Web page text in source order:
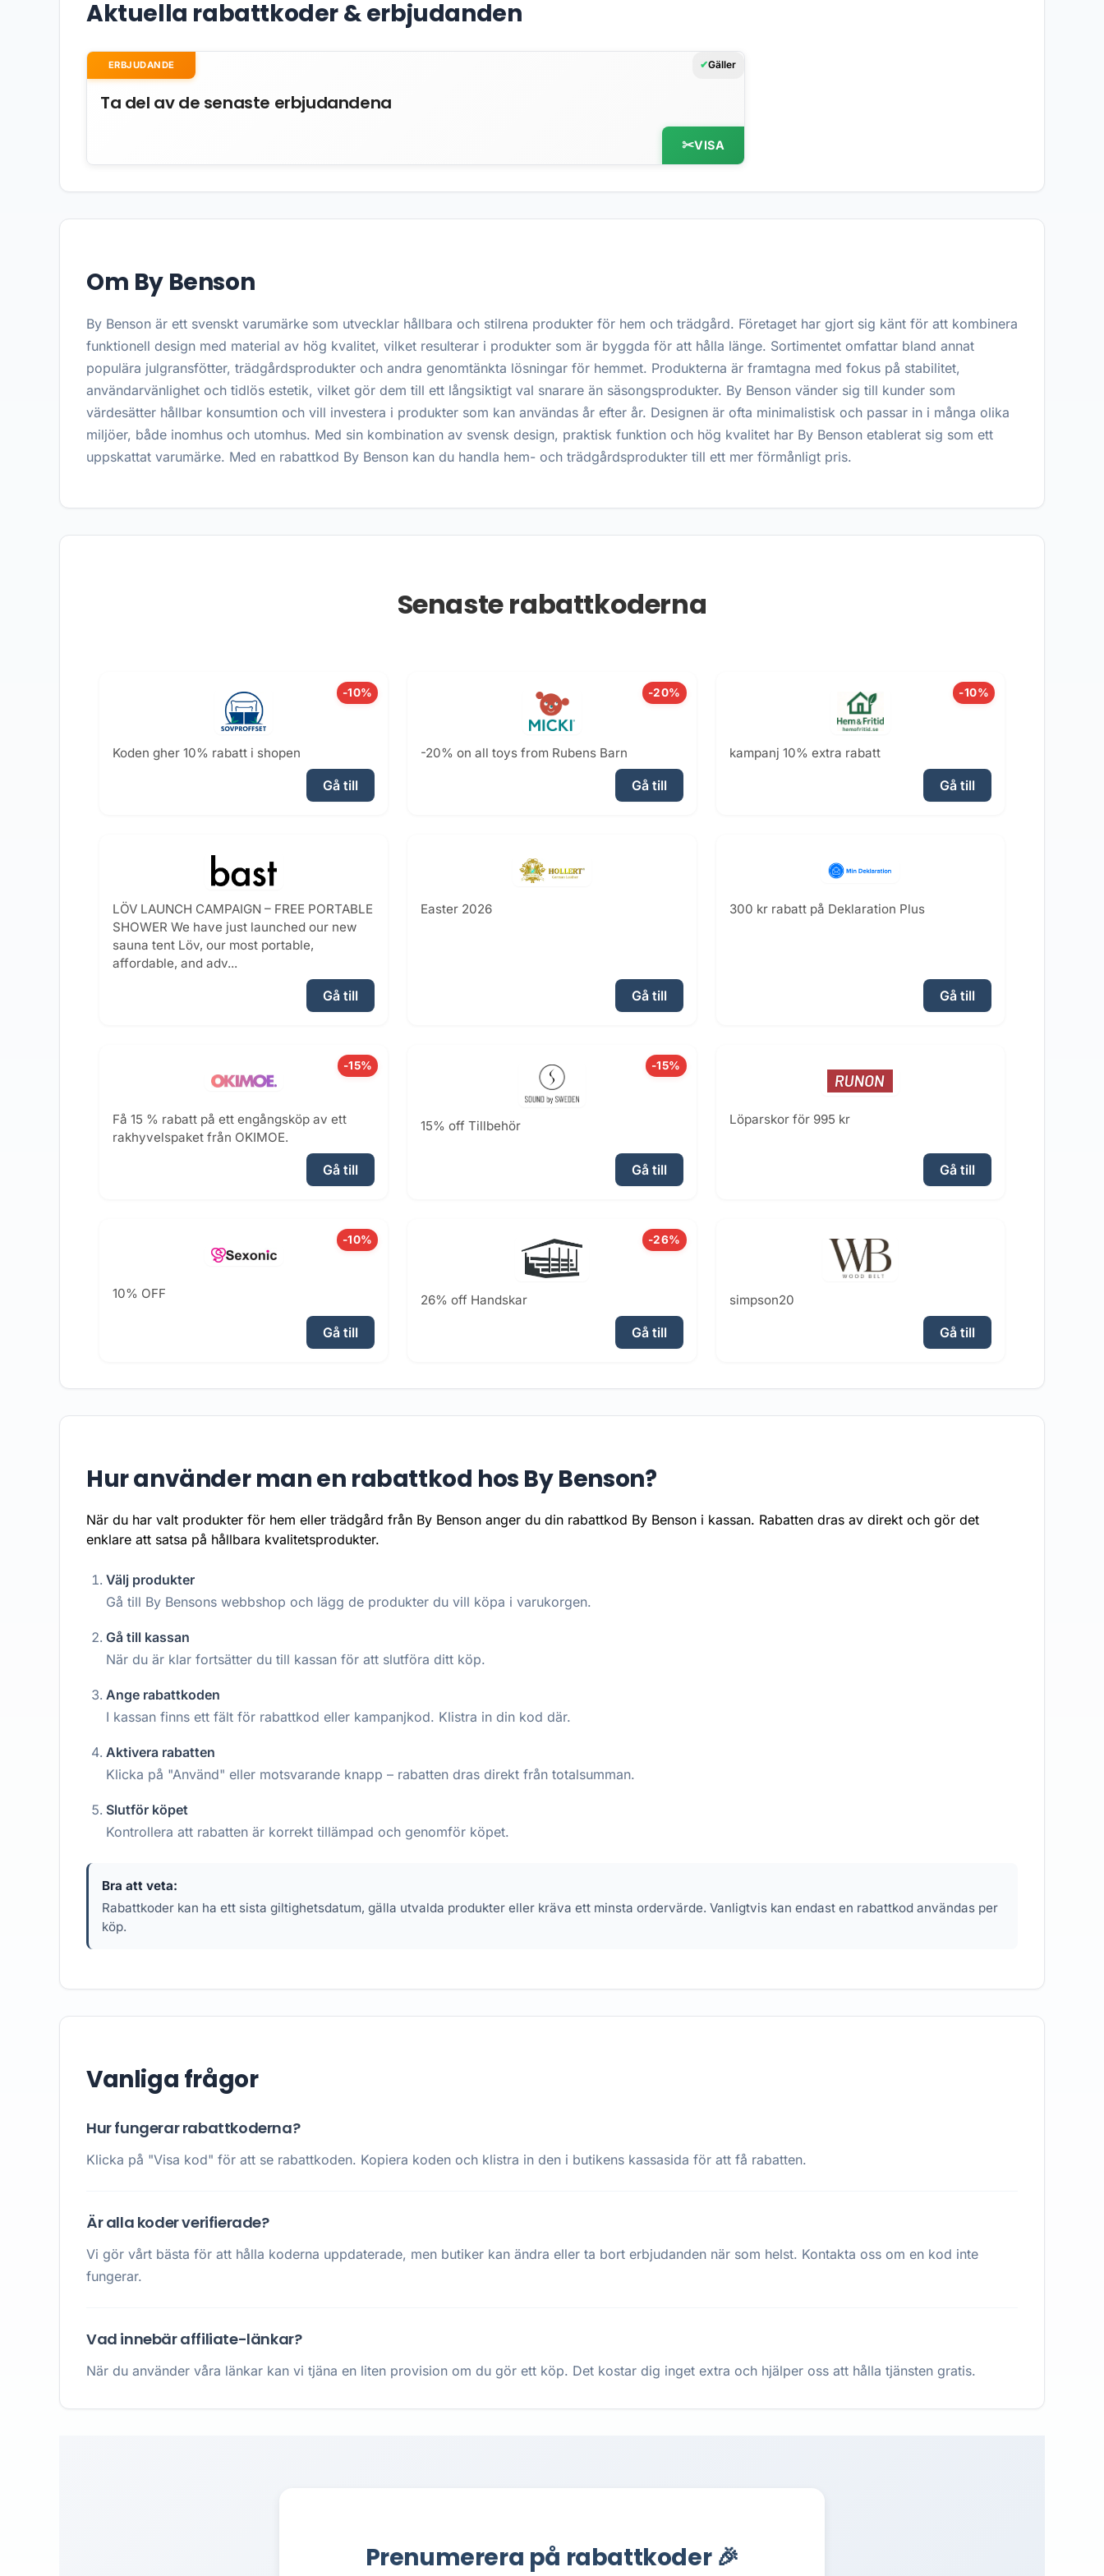
Aktuella rabattkoder & erbjudanden
ERBJUDANDE Gäller
Ta del av de senaste erbjudandena
VISA
Om By Benson
By Benson är ett svenskt varumärke som utvecklar hållbara och stilrena produkter för hem och trädgård. Företaget har gjort sig känt för att kombinera
funktionell design med material av hög kvalitet, vilket resulterar i produkter som är byggda för att hålla länge. Sortimentet omfattar bland annat
populära julgransfötter, trädgårdsprodukter och andra genomtänkta lösningar för hemmet. Produkterna är framtagna med fokus på stabilitet,
användarvänlighet och tidlös estetik, vilket gör dem till ett långsiktigt val snarare än säsongsprodukter. By Benson vänder sig till kunder som
värdesätter hållbar konsumtion och vill investera i produkter som kan användas år efter år. Designen är ofta minimalistisk och passar in i många olika
miljöer, både inomhus och utomhus. Med sin kombination av svensk design, praktisk funktion och hög kvalitet har By Benson etablerat sig som ett
uppskattat varumärke. Med en rabattkod By Benson kan du handla hem- och trädgårdsprodukter till ett mer förmånligt pris.
Senaste rabattkoderna
-10%
Koden gher 10% rabatt i shopen
Gå till
-20%
-20% on all toys from Rubens Barn
Gå till
-10%
kampanj 10% extra rabatt
Gå till
LÖV LAUNCH CAMPAIGN – FREE PORTABLE
SHOWER We have just launched our new
sauna tent Löv, our most portable,
affordable, and adv...
Gå till
Easter 2026
Gå till
300 kr rabatt på Deklaration Plus
Gå till
-15%
Få 15 % rabatt på ett engångsköp av ett
rakhyvelspaket från OKIMOE.
Gå till
-15%
15% off Tillbehör
Gå till
Löparskor för 995 kr
Gå till
-10%
10% OFF
Gå till
-26%
26% off Handskar
Gå till
simpson20
Gå till
Hur använder man en rabattkod hos By Benson?
När du har valt produkter för hem eller trädgård från By Benson anger du din rabattkod By Benson i kassan. Rabatten dras av direkt och gör det
enklare att satsa på hållbara kvalitetsprodukter.
Välj produkter
Gå till By Bensons webbshop och lägg de produkter du vill köpa i varukorgen.
Gå till kassan
När du är klar fortsätter du till kassan för att slutföra ditt köp.
Ange rabattkoden
I kassan finns ett fält för rabattkod eller kampanjkod. Klistra in din kod där.
Aktivera rabatten
Klicka på "Använd" eller motsvarande knapp – rabatten dras direkt från totalsumman.
Slutför köpet
Kontrollera att rabatten är korrekt tillämpad och genomför köpet.
Bra att veta:
Rabattkoder kan ha ett sista giltighetsdatum, gälla utvalda produkter eller kräva ett minsta ordervärde. Vanligtvis kan endast en rabattkod användas per
köp.
Vanliga frågor
Hur fungerar rabattkoderna?
Klicka på "Visa kod" för att se rabattkoden. Kopiera koden och klistra in den i butikens kassasida för att få rabatten.
Är alla koder verifierade?
Vi gör vårt bästa för att hålla koderna uppdaterade, men butiker kan ändra eller ta bort erbjudanden när som helst. Kontakta oss om en kod inte
fungerar.
Vad innebär affiliate-länkar?
När du använder våra länkar kan vi tjäna en liten provision om du gör ett köp. Det kostar dig inget extra och hjälper oss att hålla tjänsten gratis.
Prenumerera på rabattkoder 🎉